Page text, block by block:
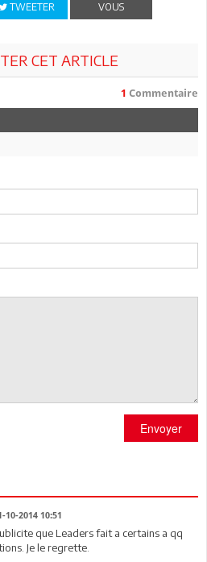
TWEETER
VOUS
CET ARTICLE
1 Commentaire
Envoyer
10-2014 10:51
que Leaders fait a certains a qq
Je le regrette.